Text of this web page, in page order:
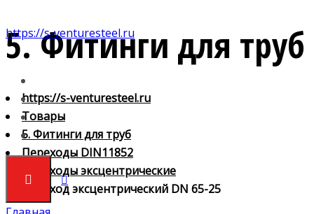
https://s-venturesteel.ru
5. Фитинги для труб
https://s-venturesteel.ru
Товары
5. Фитинги для труб
Переходы DIN11852
Переходы эксцентрические
Переход эксцентрический DN 65-25